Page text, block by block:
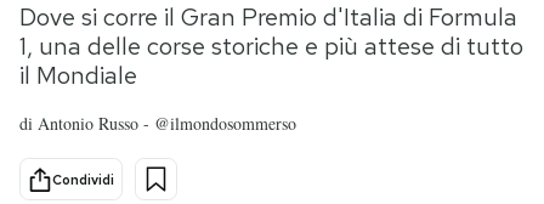
Tecnologia
Internet
Scienza
Cultura
Economia
Sport
Storie/Idee
Ok Boomer!
Dove si corre il Gran Premio d'Italia di Formula
1, una delle corse storiche e più attese di tutto
il Mondiale
di Antonio Russo - @ilmondosommerso
Condividi